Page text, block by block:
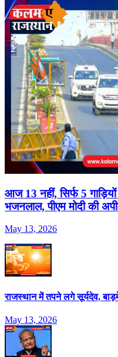
आज 13 नहीं, सिर्फ 5
भजनलाल, पीएम मोदी की
May 13, 2026
राजस्‍थान में तपने लगे सूर्यदेव,
May 13, 2026